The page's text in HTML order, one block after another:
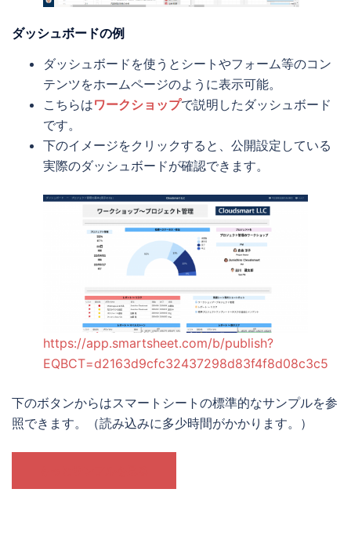
ダッシュボードの例
ダッシュボードを使うとシートやフォーム等のコン
テンツをホームページのように表示可能。
こちらはワークショップで説明したダッシュボード
です。
下のイメージをクリックすると、公開設定している
実際のダッシュボードが確認できます。
https://app.smartsheet.com/b/publish?
EQBCT=d2163d9cfc32437298d83f4f8d08c3c5
下のボタンからはスマートシートの標準的なサンプルを参
照できます。（読み込みに多少時間がかかります。）